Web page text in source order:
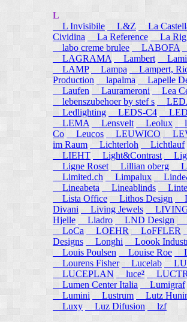
L
L Invisibile
L&Z La
Cividina
La Reference La
labo creme brulee
LABOFA
LAGRAMA
Lambert
LAMP
Lampa Lampert,
Production
lapalma Lapelle
Laufen
Laurameroni
Lea
lebenszubehoer by stef s
Ledlighting
LEDS-C4
LEMA
Lensvelt Leolux
Co
Leucos LEUWICO
im Raum
Lichterloh Lichtlauf
LIEHT
Light&Contrast
Ligne Roset
Lillian oberg
Limited.ch
Limpalux
Lineabeta
Lineablinds
Lista Office Lithos Design
Divani
Living Jewels
Hjelle
Lladro LND Design
LoCa
LOEHR LoFFLER
Designs
Longhi Loook
Louis Poulsen
Louise Roe
Lourens Fisher
Lucelab
LUCEPLAN
luce²
Lumen Center Italia
Lumigraf
Lumini
Lustrum Lutz
Luxy
Luz Difusion lzf